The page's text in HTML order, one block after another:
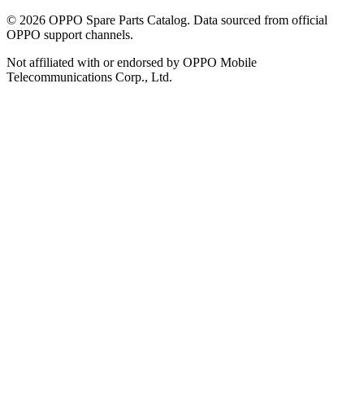
© 2026 OPPO Spare Parts Catalog. Data sourced from official
OPPO support channels.
Not affiliated with or endorsed by OPPO Mobile
Telecommunications Corp., Ltd.